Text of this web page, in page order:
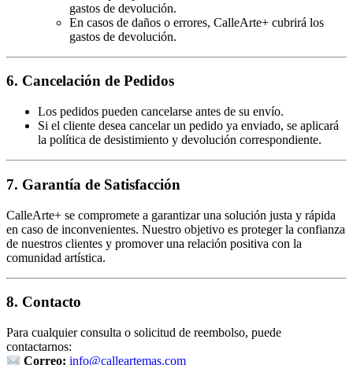
gastos de devolución.
En casos de daños o errores, CalleArte+ cubrirá los
gastos de devolución.
6. Cancelación de Pedidos
Los pedidos pueden cancelarse antes de su envío.
Si el cliente desea cancelar un pedido ya enviado, se aplicará
la política de desistimiento y devolución correspondiente.
7. Garantía de Satisfacción
CalleArte+ se compromete a garantizar una solución justa y rápida
en caso de inconvenientes. Nuestro objetivo es proteger la confianza
de nuestros clientes y promover una relación positiva con la
comunidad artística.
8. Contacto
Para cualquier consulta o solicitud de reembolso, puede
contactarnos:
Correo: info@calleartemas.com